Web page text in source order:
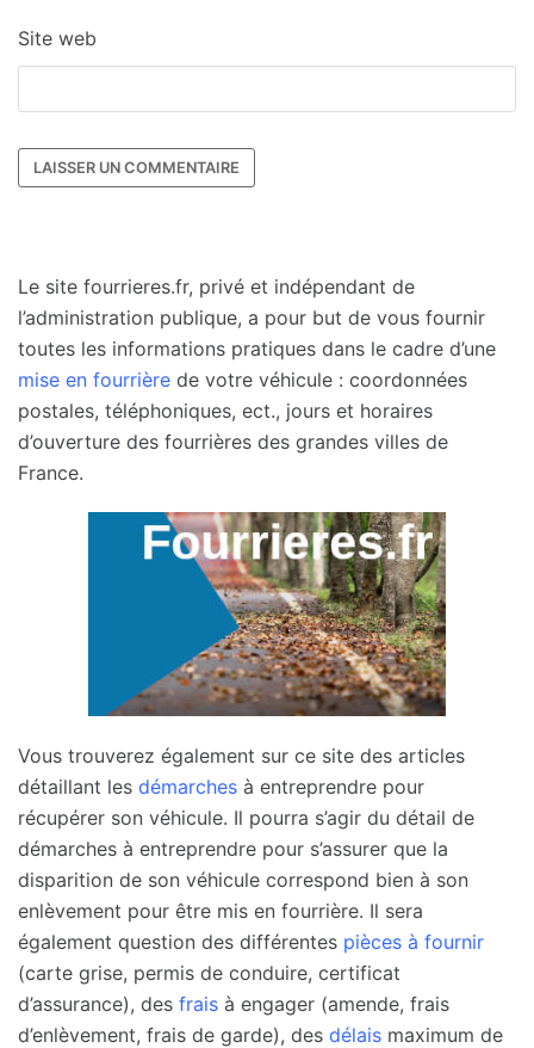
Site web
Le site fourrieres.fr, privé et indépendant de
l’administration publique, a pour but de vous fournir
toutes les informations pratiques dans le cadre d’une
mise en fourrière de votre véhicule : coordonnées
postales, téléphoniques, ect., jours et horaires
d’ouverture des fourrières des grandes villes de
France.
Vous trouverez également sur ce site des articles
détaillant les démarches à entreprendre pour
récupérer son véhicule. Il pourra s’agir du détail de
démarches à entreprendre pour s’assurer que la
disparition de son véhicule correspond bien à son
enlèvement pour être mis en fourrière. Il sera
également question des différentes pièces à fournir
(carte grise, permis de conduire, certificat
d’assurance), des frais à engager (amende, frais
d’enlèvement, frais de garde), des délais maximum de